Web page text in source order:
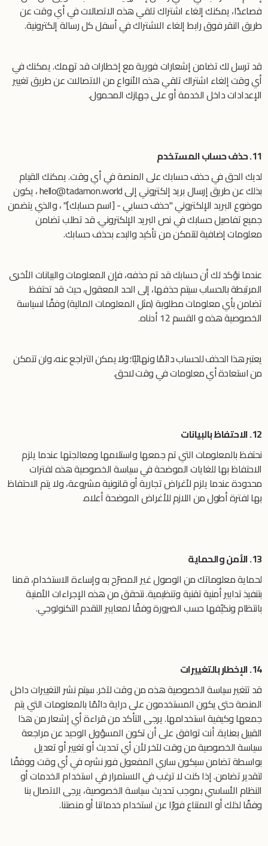
فصاعدًا، يمكنك إلغاء اشتراك تلقي هذه الاتصالات في أي وقت عن
طريق النقر فوق رابط إلغاء الاشتراك في أسفل كل رسالة إلكترونية.
قد ترسل لك تضامن إشعارات فورية مع إخطارات قد تهمك. يمكنك في
أي وقت إلغاء اشتراك تلقي هذه الأنواع من الاتصالات عن طريق تغيير
الإعدادات داخل الخدمة أو على جهازك المحمول.
11. حذف حساب المستخدم
لديكالحقفيحذفحسابكعلىالمنصةفيأيوقت.يمكنكالقيام
بذلكعنطريقإرسالبريدإلكترونيإلىhello@tadamon.world ،يكون
موضوعالبريد الإلكتروني"حذفحسابي- [اسمحسابك]"،والذييتضمن
جميعتفاصيلحسابكفينصالبريد الإلكتروني.قدتطلبتضامن
معلوماتإضافيةلتتمكنمنتأكيد والبدء بحذفحسابك.
عندما نؤكد لك أن حسابك قد تم حذفه، فإن المعلومات والبيانات الأخرى
المرتبطة بالحساب سيتم حذفها، إلى الحد المعقول، حيث قد تحتفظ
تضامن بأي معلومات مطلوبة (مثل المعلومات المالية) وفقًا لسياسة
الخصوصية هذه و القسم 12 أدناه
.
يعتبرهذاالحذفللحسابدائمًاونهائيًا؛ولايمكنالتراجععنه،ولنتتمكن
مناستعادةأيمعلومات في وقتلاحق.
12. الاحتفاظ بالبيانات
نحتفظ بالمعلومات التي تم جمعها واستلامها ومعالجتها عندما يلزم
الاحتفاظ بها للغايات الموضحة في سياسة الخصوصية هذه لفترات
محدودة عندما يلزم لأغراض تجارية أو قانونية مشروعة، ولا يتم الاحتفاظ
بها لفترة أطول من اللازم للأغراض الموضحة أعلاه.
13. الأمن والحماية
لحماية معلوماتك من الوصول غير المصرّح به وإساءة الاستخدام، قمنا
بتنفيذ تدابير أمنية تقنية وتنظيمية. نتحقق من هذه الإجراءات الأمنية
بانتظام ونكيّفها حسب الضرورة وفقًا لمعايير التقدم التكنولوجي.
14. الإخطار بالتغييرات
قد تتغير سياسة الخصوصية هذه من وقت لآخر. سيتم نشر التغييرات داخل
المنصة حتى يكون المستخدمون على دراية دائمًا بالمعلومات التي يتم
جمعها وكيفية استخدامها. يرجى التأكد من قراءة أي إشعار من هذا
القبيل بعناية. أنت توافق على أن تكون المسؤول الوحيد عن مراجعة
سياسة الخصوصية من وقت لآخر لأن أي تحديث أو تغيير أو تعديل
بواسطة تضامن سيكون ساري المفعول فور نشره في أي وقت ووفقًا
لتقدير تضامن. إذا كنت لا ترغب في الاستمرار في استخدام الخدمات أو
النظام الأساسي بموجب تحديث سياسة الخصوصية، يرجى الاتصال بنا
وفقًا لذلك أو الامتناع فورًا عن استخدام خدماتنا أو منصتنا.